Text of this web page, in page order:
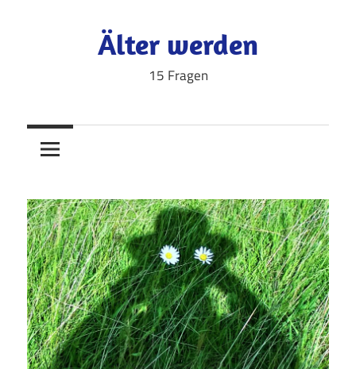
Älter werden
15 Fragen